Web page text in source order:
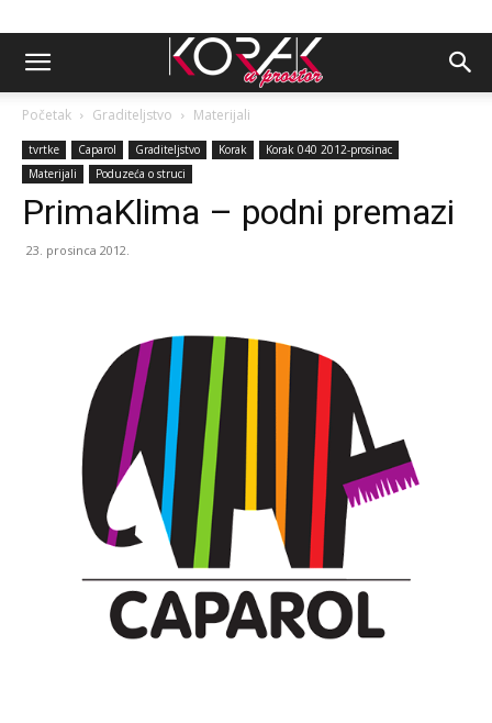
Početak Graditeljstvo Materijali
tvrtke Caparol Graditeljstvo Korak
Korak 040 2012-prosinac
Materijali
Poduzeća o struci
PrimaKlima – podni premazi
23. prosinca 2012.